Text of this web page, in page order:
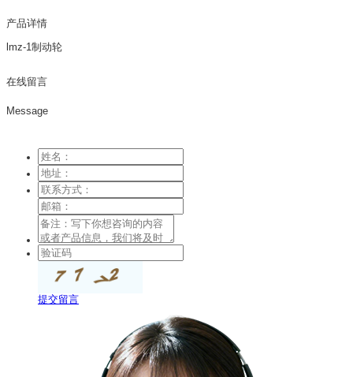
产品详情
lmz-1制动轮
在线留言
Message
提交留言